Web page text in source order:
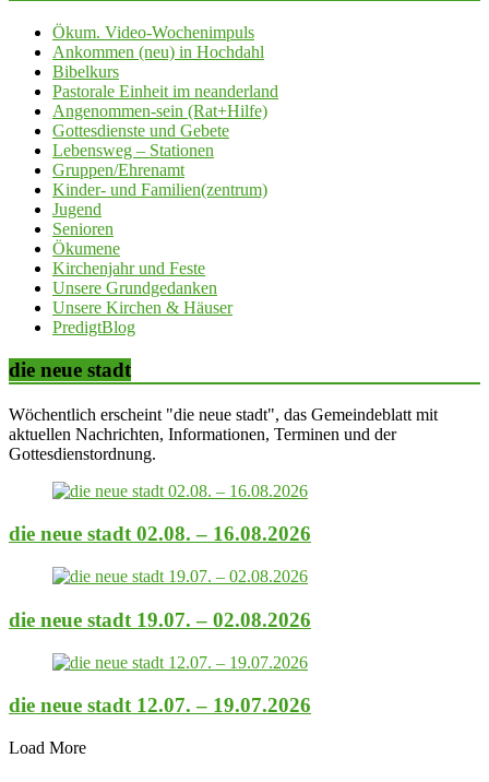
Ökum. Video-Wochenimpuls
Ankommen (neu) in Hochdahl
Bibelkurs
Pastorale Einheit im neanderland
Angenommen-sein (Rat+Hilfe)
Gottesdienste und Gebete
Lebensweg – Stationen
Gruppen/Ehrenamt
Kinder- und Familien(zentrum)
Jugend
Senioren
Ökumene
Kirchenjahr und Feste
Unsere Grundgedanken
Unsere Kirchen & Häuser
PredigtBlog
die neue stadt
Wöchentlich erscheint "die neue stadt", das Gemeindeblatt mit
aktuellen Nachrichten, Informationen, Terminen und der
Gottesdienstordnung.
die neue stadt 02.08. – 16.08.2026
die neue stadt 19.07. – 02.08.2026
die neue stadt 12.07. – 19.07.2026
Load More